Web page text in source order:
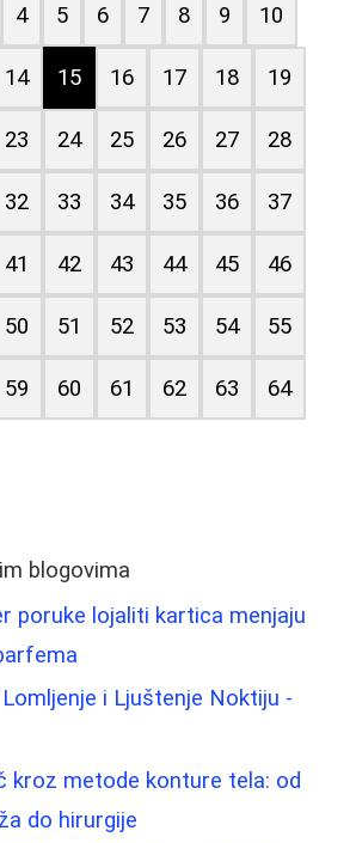
4 5 6 7 8 9 10
14 15 16 17 18 19
23 24 25 26 27 28
32 33 34 35 36 37
41 42 43 44 45 46
50 51 52 53 54 55
59 60 61 62 63 64
blogovima
poruke lojaliti kartica menjaju
i Ljuštenje Noktiju -
kroz metode konture tela: od
do hirurgije